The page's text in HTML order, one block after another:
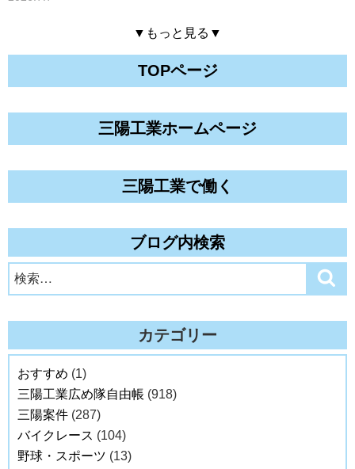
▼もっと見る▼
TOPページ
三陽工業ホームページ
三陽工業で働く
ブログ内検索
検
索:
カテゴリー
おすすめ (1)
三陽工業広め隊自由帳 (918)
三陽案件 (287)
バイクレース (104)
野球・スポーツ (13)